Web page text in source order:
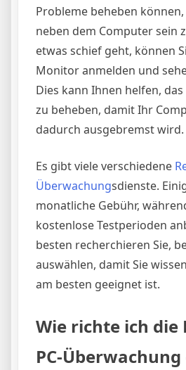
Probleme beheben
neben dem Computer sein
etwas schief geht, können
Monitor anmelden und
Dies kann Ihnen helfen,
zu beheben, damit Ihr
dadurch ausgebremst wird.
Es gibt viele verschiedene
Überwachungsdienste.
monatliche Gebühr,
kostenlose Testperioden
besten recherchieren Sie,
auswählen, damit Sie
am besten geeignet ist.
Wie richte ich die
PC-Überwachung